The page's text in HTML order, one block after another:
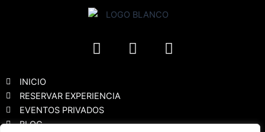
F
a
b
o
I
n
Y
o
INICIO
RESERVAR EXPERIENCIA
EVENTOS PRIVADOS
BLOG